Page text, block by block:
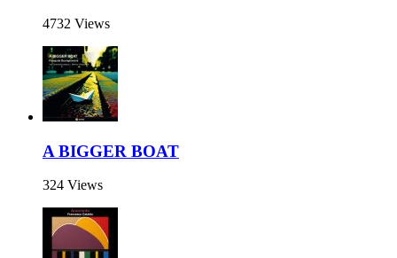
4732 Views
A BIGGER BOAT
324 Views